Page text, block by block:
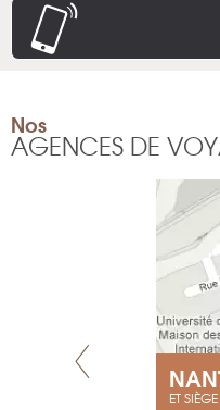
Nos
AGENCES DE
ET